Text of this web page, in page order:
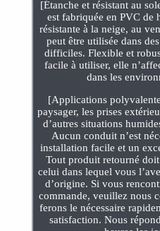
[Étanche et résistant au
est fabriquée en PVC de
résistante à la neige, au
peut être utilisée dans
difficiles. Flexible et
facile à utiliser, elle
dans les
[Applications
paysager, les prises
d’autres situations
Aucun conduit n’est
installation facile et un
Tout produit retourné
celui dans lequel vous
d’origine. Si vous
commande, veuillez nous
ferons le nécessaire
satisfaction. Nous